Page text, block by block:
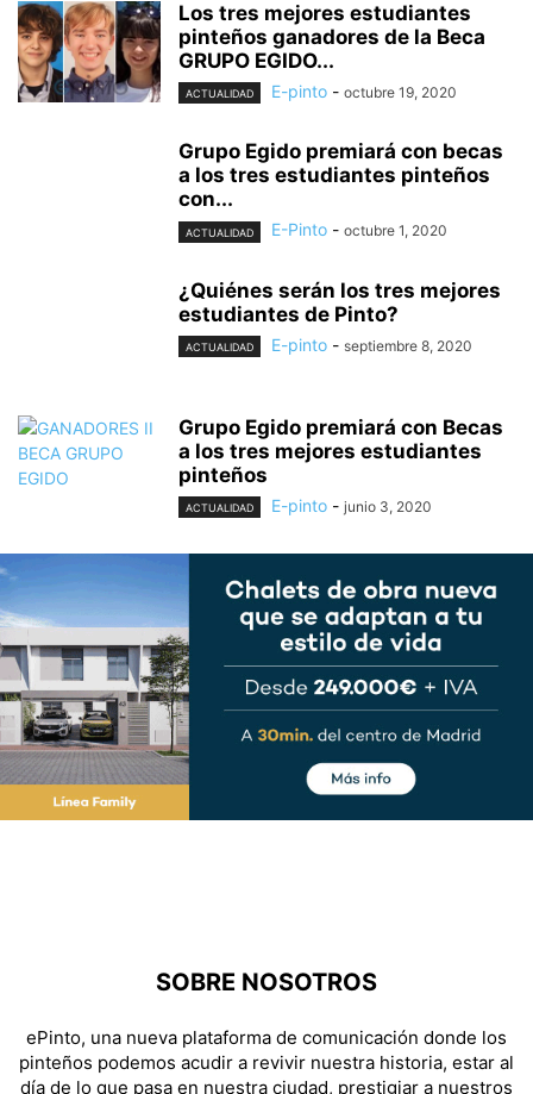
Los tres mejores estudiantes
pinteños ganadores de la Beca
GRUPO EGIDO...
ACTUALIDAD E-pinto - octubre 19, 2020
Grupo Egido premiará con becas
a los tres estudiantes pinteños
con...
ACTUALIDAD E-Pinto - octubre 1, 2020
¿Quiénes serán los tres mejores
estudiantes de Pinto?
ACTUALIDAD E-pinto - septiembre 8, 2020
Grupo Egido premiará con Becas
a los tres mejores estudiantes
pinteños
ACTUALIDAD E-pinto - junio 3, 2020
SOBRE NOSOTROS
ePinto, una nueva plataforma de comunicación donde los
pinteños podemos acudir a revivir nuestra historia, estar al
día de lo que pasa en nuestra ciudad, prestigiar a nuestros